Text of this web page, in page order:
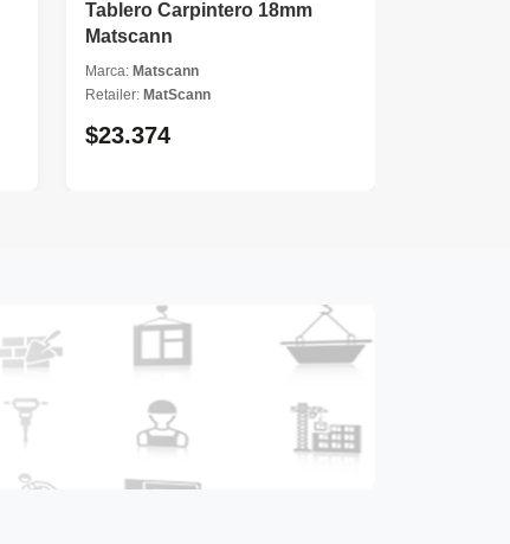
Tablero Carpintero 18mm
Matscann
Marca: Matscann
Retailer: MatScann
$23.374